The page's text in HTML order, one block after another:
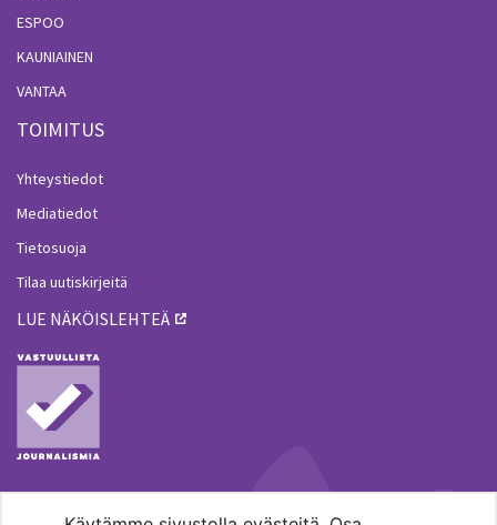
ESPOO
KAUNIAINEN
VANTAA
TOIMITUS
Yhteystiedot
Mediatiedot
Tietosuoja
Tilaa uutiskirjeitä
LUE NÄKÖISLEHTEÄ